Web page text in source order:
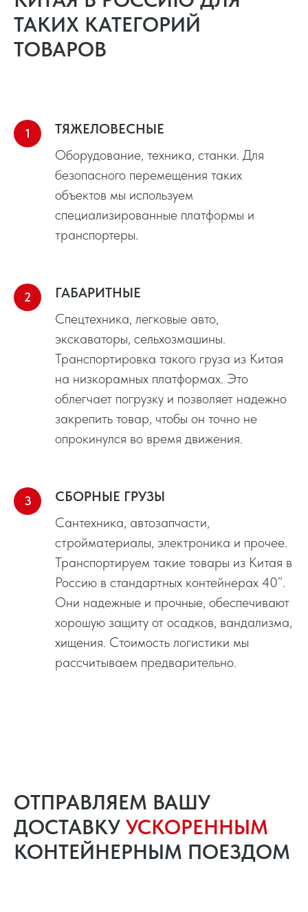
ТАКИХ КАТЕГОРИЙ
ТОВАРОВ
ТЯЖЕЛОВЕСНЫЕ
Оборудование, техника, станки. Для
безопасного перемещения таких
объектов мы используем
специализированные платформы и
транспортеры.
ГАБАРИТНЫЕ
Спецтехника, легковые авто,
экскаваторы, сельхозмашины.
Транспортировка такого груза из Китая
на низкорамных платформах. Это
облегчает погрузку и позволяет надежно
закрепить товар, чтобы он точно не
опрокинулся во время движения.
СБОРНЫЕ ГРУЗЫ
Сантехника, автозапчасти,
стройматериалы, электроника и прочее.
Транспортируем такие товары из Китая в
Россию в стандартных контейнерах 40”.
Они надежные и прочные, обеспечивают
хорошую защиту от осадков, вандализма,
хищения. Стоимость логистики мы
рассчитываем предварительно.
ОТПРАВЛЯЕМ ВАШУ
ДОСТАВКУ УСКОРЕННЫМ
КОНТЕЙНЕРНЫМ ПОЕЗДОМ